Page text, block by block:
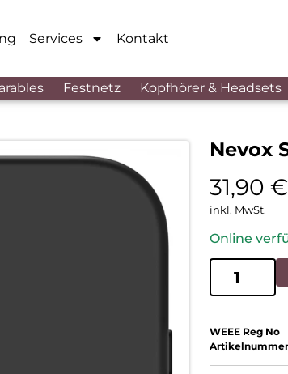
Services Kontakt
Festnetz Kopfhörer & Headsets
Nevox
31,90 €
inkl. MwSt.
Online
WEEE Reg No
Artikelnummer